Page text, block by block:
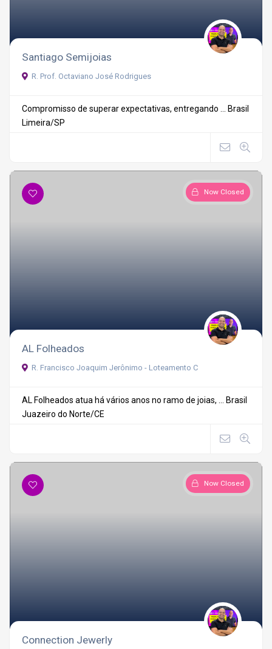
Santiago Semijoias
R. Prof. Octaviano José Rodrigues
Compromisso de superar expectativas, entregando ... Brasil
Limeira/SP
Now Closed
AL Folheados
R. Francisco Joaquim Jerônimo - Loteamento C
AL Folheados atua há vários anos no ramo de joias, ...
Brasil
Juazeiro do Norte/CE
Now Closed
Connection Jewerly